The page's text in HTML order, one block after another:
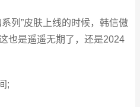
列”皮肤上线的时候，韩信傲
也是遥遥无期了，还是2024
;